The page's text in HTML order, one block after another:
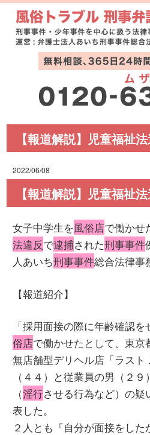
【報道解説】児童福祉
2022/06/08
【報道解説】児童福祉
女子中学生を風俗店で働かせ
法違反で逮捕された刑事事件
人あいち刑事事件総合法律事
【報道紹介】
「採用面接の際に年齢確認
俗店で働かせたとして、東京
無店舗型デリヘル店「ラスト
（４４）と従業員の男（２９
（淫行させる行為など）の疑
表した。
２人とも『自分が面接をし